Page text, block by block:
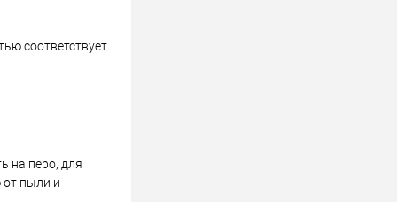
соответствует
на перо, для
от пыли и